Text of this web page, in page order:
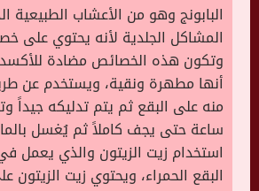
البابونج وهو من الأعشاب الطبيعية
المشاكل الجلدية لأنه يحتوي على
وتكون هذه الخصائص مضادة
أنها مطهرة ونقية، ويستخدم عن
منه على البقع ثم يتم تدليكه جيداً
ساعة حتى يجف كاملاً ثم يُغسل
استخدام زيت الزيتون والذي يعمل
البقع الحمراء، ويحتوي زيت الزيتون